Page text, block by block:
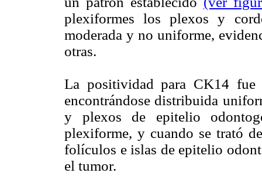
plexiformes los plexos y
moderada y no uniforme,
otras.
La positividad para CK14 fue
encontrándose distribuida
y plexos de epitelio
plexiforme, y cuando se trató
folículos e islas de epitelio
el tumor.